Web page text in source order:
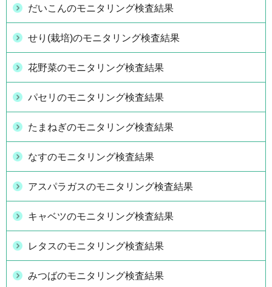
だいこんのモニタリング検査結果
せり(栽培)のモニタリング検査結果
花野菜のモニタリング検査結果
パセリのモニタリング検査結果
たまねぎのモニタリング検査結果
なすのモニタリング検査結果
アスパラガスのモニタリング検査結果
キャベツのモニタリング検査結果
レタスのモニタリング検査結果
みつばのモニタリング検査結果